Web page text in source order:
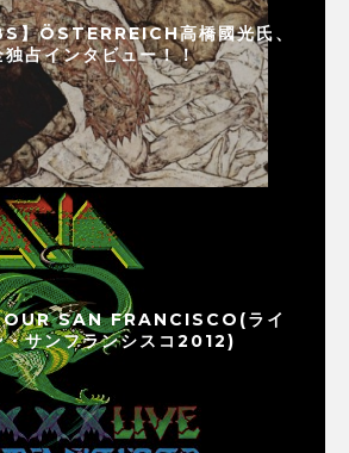
】ÖSTERREICH高橋國光氏、
独占インタビュー！！
SAN FRANCISCO(ライ
・サンフランシスコ2012)